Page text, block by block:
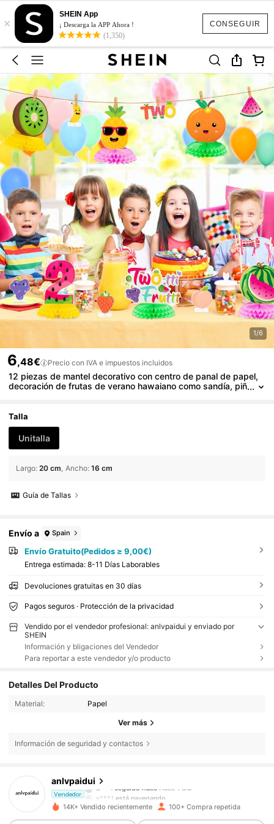
CONSEGUIR
×
SHEIN App
¡ Descarga la APP Ahora !
(1,350)
1/6
6,48€ Precio con IVA e impuestos incluidos
12 piezas de mantel decorativo con centro de panal de papel,
decoración de frutas de verano hawaiano como sandía, piñ
Talla
Unitalla
Largo: 20 cm Ancho: 16 cm
Guía de Tallas
Envío a Spain
Envío Gratuito(Pedidos ≥ 9,00€)
Entrega estimada: 8-11 Días Laborables
Devoluciones gratuitas en 30 días
Pagos seguros · Protección de la privacidad
Vendido por el vendedor profesional: anlvpaidui y enviado por
SHEIN
Información y bligaciones del Vendedor
Para reportar a este vendedor y/o producto
Detalles Del Producto
Material: Papel
Ver más
Información de seguridad y contactos
anlvpaidui
Vendedor
S***.
s***1 está navegando
4,89
60 Seguidores
14K+ Vendido recientemente 100+ Compra repetida